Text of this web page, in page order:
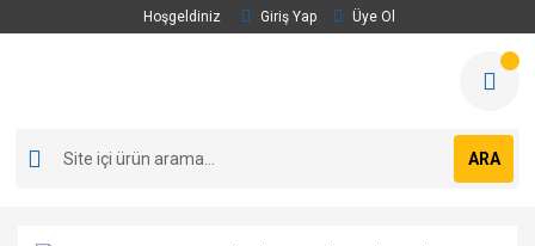
Hoşgeldiniz Giriş Yap Üye Ol
ARA